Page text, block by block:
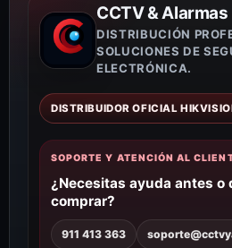
CCTV & Alarmas
DISTRIBUCIÓN
SOLUCIONES DE
ELECTRÓNICA.
DISTRIBUIDOR OFICIAL
SOPORTE Y ATENCIÓN AL
¿Necesitas ayuda antes o
comprar?
911 413 363